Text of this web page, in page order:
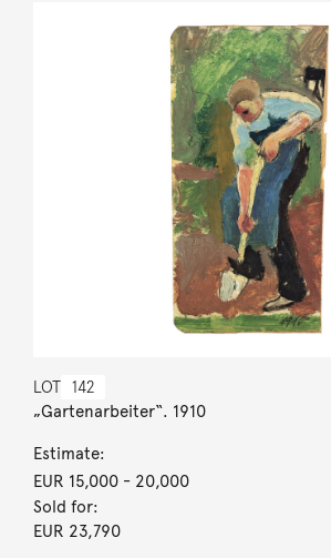
LOT 142
„Gartenarbeiter“. 1910
Estimate:
EUR 15,000- 20,000
Sold for:
EUR 23,790